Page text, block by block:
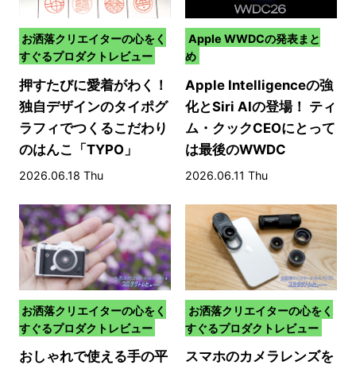
お洒落クリエイターの心をく
すぐるプロダクトレビュー
押すたびに愛着がわく！
独自デザインのタイポグ
ラフィでつくるこだわり
のはんこ「TYPO」
2026.06.18 Thu
Apple WWDCの発表まと
め
Apple Intelligenceの強
化とSiri AIの登場！ ティ
ム・クックCEOにとって
は最後のWWDC
2026.06.11 Thu
お洒落クリエイターの心をく
すぐるプロダクトレビュー
おしゃれで使える手の平
お洒落クリエイターの心をく
すぐるプロダクトレビュー
スマホのカメラレンズを